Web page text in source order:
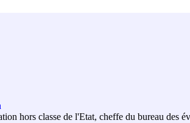
hors classe de l'Etat, cheffe du bureau des